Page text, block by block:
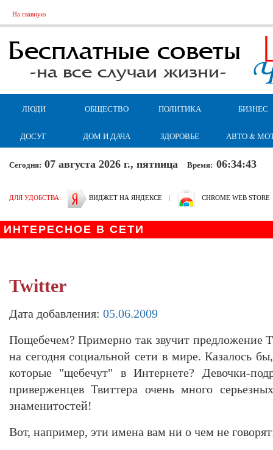
На главную
ЛЮДИ ОБЩЕСТВО ПОЛИТИКА БИЗНЕС
ДОСУГ ДОМ И ДАЧА ЗДОРОВЬЕ АВТО &
Сегодня: 07 августа 2026 г., пятница Время: 06:34:44
ДЛЯ УДОБСТВА: ВИДЖЕТ НА ЯНДЕКСЕ | CHROME WEB STORE
ИНТЕРЕСНОЕ В СЕТИ
Twitter
Дата добавления: 05.06.2009
Пощебечем? Примерно так звучит предложение
на сегодня социальной сети в мире. Казалось
которые "щебечут" в Интернете? Девочки-
приверженцев Твиттера очень много
знаменитостей!
Вот, например, эти имена вам ни о чем не